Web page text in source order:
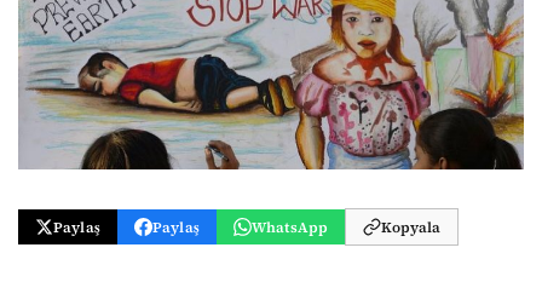
Paylaş Paylaş WhatsApp Kopyala